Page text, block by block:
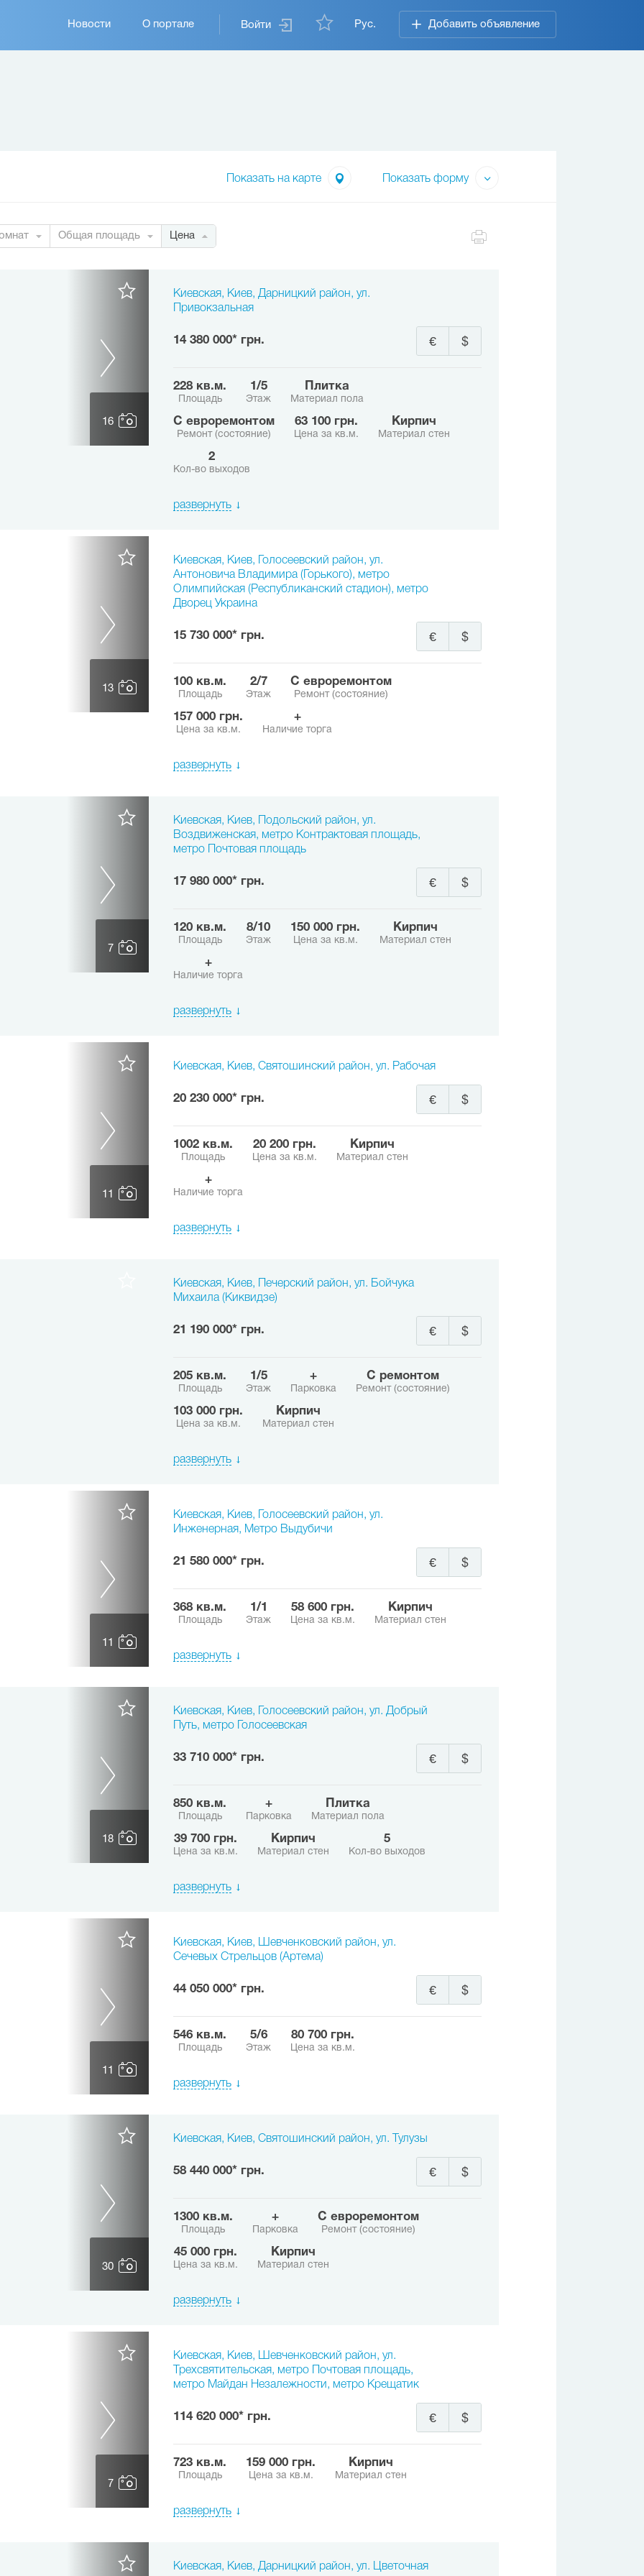
Войти Рус. Добавить объявление
Основная
навигация
Новости О портале
Показать на карте Показать форму
Общая площадь Цена
16
Киевская, Киев, Дарницкий район, ул.
Привокзальная
14 380 000* грн. $
€
228 кв.м.
Площадь
1/5
Этаж
Плитка
Материал пола
с евроремонтом
Ремонт (состояние)
63 100 грн.
Цена за кв.м.
Кирпич
Материал стен
2
Кол-во выходов
развернуть
13
Киевская, Киев, Голосеевский район, ул.
Антоновича Владимира (Горького), метро
Олимпийская (Республиканский стадион), метро
Дворец Украина
15 730 000* грн. $
€
100 кв.м.
Площадь
2/7
Этаж
с евроремонтом
Ремонт (состояние)
157 000 грн.
Цена за кв.м.
+
Наличие торга
развернуть
7
Киевская, Киев, Подольский район, ул.
Воздвиженская, метро Контрактовая площадь,
метро Почтовая площадь
17 980 000* грн. $
€
120 кв.м.
Площадь
8/10
Этаж
150 000 грн.
Цена за кв.м.
Кирпич
Материал стен
+
Наличие торга
развернуть
11
Киевская, Киев, Святошинский район, ул. Рабочая
20 230 000* грн. $
€
1002 кв.м.
Площадь
20 200 грн.
Цена за кв.м.
Кирпич
Материал стен
+
Наличие торга
развернуть
Киевская, Киев, Печерский район, ул. Бойчука
Михаила (Киквидзе)
21 190 000* грн. $
€
205 кв.м.
Площадь
1/5
Этаж
+
Парковка
с ремонтом
Ремонт (состояние)
103 000 грн.
Цена за кв.м.
Кирпич
Материал стен
развернуть
11
Киевская, Киев, Голосеевский район, ул.
Инженерная, Метро Выдубичи
21 580 000* грн. $
€
368 кв.м.
Площадь
1/1
Этаж
58 600 грн.
Цена за кв.м.
Кирпич
Материал стен
развернуть
18
Киевская, Киев, Голосеевский район, ул. Добрый
Путь, метро Голосеевская
33 710 000* грн. $
€
850 кв.м.
Площадь
+
Парковка
Плитка
Материал пола
39 700 грн.
Цена за кв.м.
Кирпич
Материал стен
5
Кол-во выходов
развернуть
11
Киевская, Киев, Шевченковский район, ул.
Сечевых Стрельцов (Артема)
44 050 000* грн. $
€
546 кв.м.
Площадь
5/6
Этаж
80 700 грн.
Цена за кв.м.
развернуть
30
Киевская, Киев, Святошинский район, ул. Тулузы
58 440 000* грн. $
€
1300 кв.м.
Площадь
+
Парковка
с евроремонтом
Ремонт (состояние)
45 000 грн.
Цена за кв.м.
Кирпич
Материал стен
развернуть
7
Киевская, Киев, Шевченковский район, ул.
Трехсвятительская, метро Почтовая площадь,
метро Майдан Незалежности, метро Крещатик
114 620 000* грн. $
€
723 кв.м.
Площадь
159 000 грн.
Цена за кв.м.
Кирпич
Материал стен
развернуть
Киевская, Киев, Дарницкий район, ул. Цветочная